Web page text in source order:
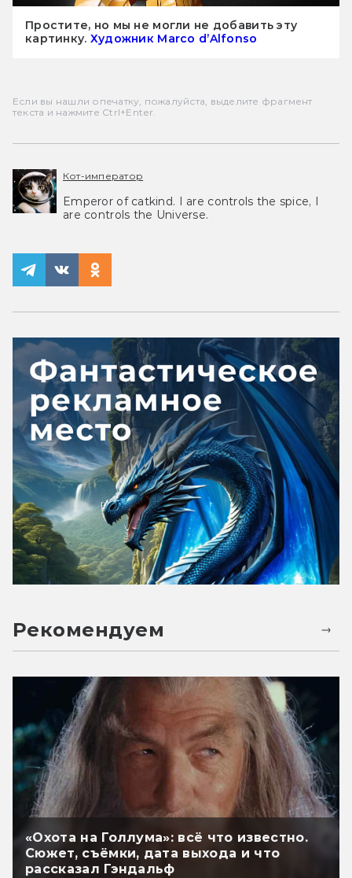
Простите, но мы не могли не добавить эту
картинку. Художник Marco d’Alfonso
Если вы нашли опечатку, пожалуйста, выделите фрагмент
текста и нажмите Ctrl+Enter.
Кот-император
Emperor of catkind. I are controls the spice, I
are controls the Universe.
Рекомендуем
«Охота на Голлума»: всё что известно.
Сюжет, съёмки, дата выхода и что
рассказал Гэндальф